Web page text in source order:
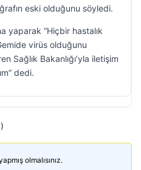
eski olduğunu söyledi.
yaparak “Hiçbir hastalık
virüs olduğunu
Sağlık Bakanlığı’yla iletişim
dedi.
olmalısınız.